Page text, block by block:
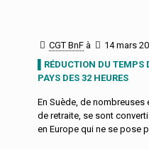
CGT BnF à
14 mars
▌RÉDUCTION DU TEMPS
PAYS DES 32 HEURES
En Suède, de
de retraite, se sont
en Europe qui ne se pose